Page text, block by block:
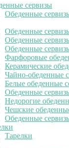
сервизы
Обеденные
Обеденные
Обеденные
Обеденные
Фарфоровые
Керамические
Чайно-обеденные
Белые обеденные
Обеденные
Недорогие
Чешские
Обеденные
Тарелки